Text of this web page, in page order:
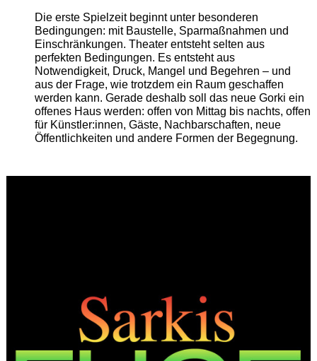
Die erste Spielzeit beginnt unter besonderen
Bedingungen: mit Baustelle, Sparmaßnahmen und
Einschränkungen. Theater entsteht selten aus
perfekten Bedingungen. Es entsteht aus
Notwendigkeit, Druck, Mangel und Begehren – und
aus der Frage, wie trotzdem ein Raum geschaffen
werden kann. Gerade deshalb soll das neue Gorki ein
offenes Haus werden: offen von Mittag bis nachts, offen
für Künstler:innen, Gäste, Nachbarschaften, neue
Öffentlichkeiten und andere Formen der Begegnung.